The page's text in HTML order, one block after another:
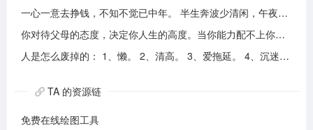
一心一意去挣钱，不知不觉已中年。 半生奔波少清闲，午夜孤枕难入眠。 青山不老我不闲，一生忙碌为油盐。 风风雨雨几十载，转眼黄土埋胸前。 我笑青山颜不变，青山笑我已暮年。 如牛到老不得闲，得闲已与山共眠。 半生风雨半生寒，一杯浊酒敬流年。 回首过往半生路，七分酸楚三分甜。 岁月赠我两鬓霜，红尘赐我一身伤。 尝遍人间千般苦，颜衰依旧笑夕阳。
你对待父母的态度，决定你人生的高度。当你能力配不上你的欲望的时候，要学会控制欲望，并对自己的能力有认知、对自己的消费有规划、对自己的欲望有克制。
人是怎么废掉的： 1、懒。 2、清高。 3、爱拖延。 4、沉迷美色。 5、没有自控力。 6、不思考不学习。 7、安慰式自我欺骗。 8、胆小如鼠不敢打拼。 9、不懂示弱找别人帮助。 10、满脑子都是鸡毛蒜皮，忽略重大事情的选择。
TA 的资源链
免费在线绘图工具